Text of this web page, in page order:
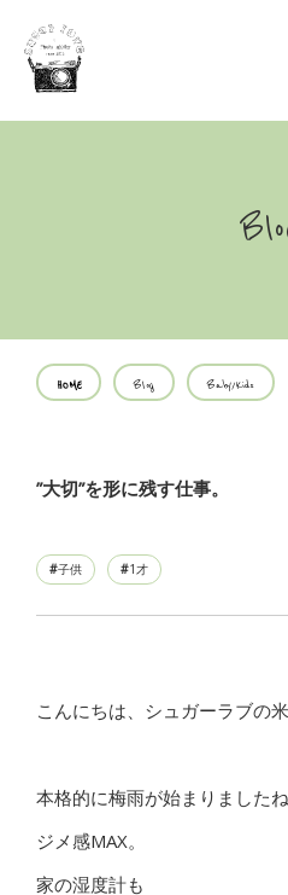
HOME Blog Baby/Kids
”大切”を形に残す仕事。
子供 1才
こんにちは、シュガーラブの米
本格的に梅雨が始まりましたね
ジメ感MAX。
家の湿度計も